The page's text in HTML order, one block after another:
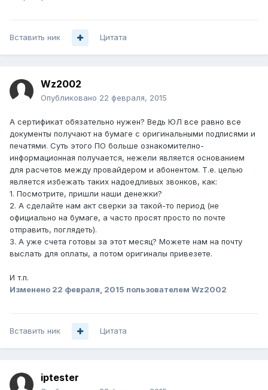
Вставить ник Цитата
Wz2002
Опубликовано 22 февраля, 2015
А сертификат обязательно нужен? Ведь ЮЛ все равно все
документы получают на бумаге с оригинальными подписями и
печатями. Суть этого ПО больше ознакомително-
информационная получается, нежели является основанием
для расчетов между провайдером и абонентом. Т.е. целью
является избежать таких надоедливых звонков, как:
1. Посмотрите, пришли наши денежки?
2. А сделайте нам акт сверки за такой-то период (не
официально на бумаге, а часто просят просто по почте
отправить, поглядеть).
3. А уже счета готовы за этот месяц? Можете нам на почту
выслать для оплаты, а потом оригиналы привезете.
И т.п.
Изменено 22 февраля, 2015 пользователем Wz2002
Вставить ник Цитата
iptester